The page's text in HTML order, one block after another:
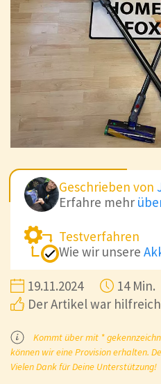
Geschrieben von
Erfahre mehr
Testverfahren
Wie wir unsere
19.11.2024
14 Min.
Der Artikel war
Kommt über mit *
können wir eine Provision erhalten.
Vielen Dank für Deine Unterstützung!